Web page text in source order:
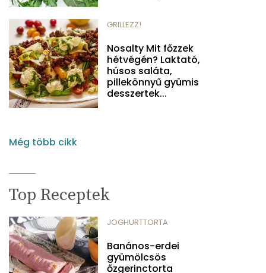
GRILLEZZ!
Nosalty Mit főzzek
hétvégén? Laktató,
húsos saláta,
pillekönnyű gyümis
desszertek...
Még több cikk
Top Receptek
JOGHURTTORTA
Banános-erdei
gyümölcsös
őzgerinctorta